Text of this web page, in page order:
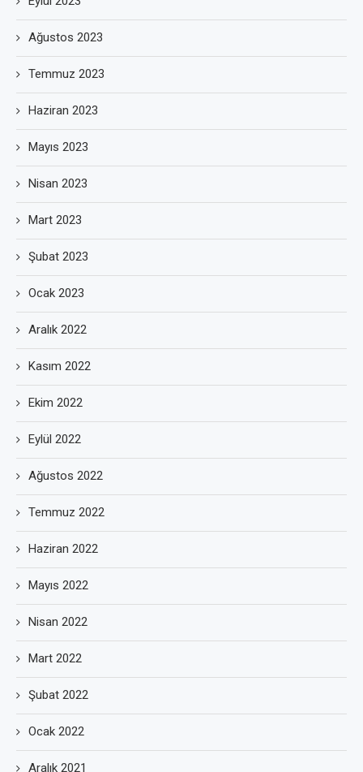
Ağustos 2023
Temmuz 2023
Haziran 2023
Mayıs 2023
Nisan 2023
Mart 2023
Şubat 2023
Ocak 2023
Aralık 2022
Kasım 2022
Ekim 2022
Eylül 2022
Ağustos 2022
Temmuz 2022
Haziran 2022
Mayıs 2022
Nisan 2022
Mart 2022
Şubat 2022
Ocak 2022
Aralık 2021